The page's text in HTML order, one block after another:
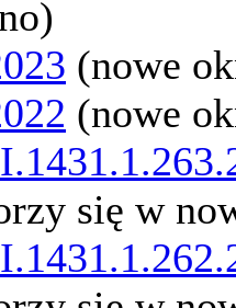
(nowe
(nowe
się w